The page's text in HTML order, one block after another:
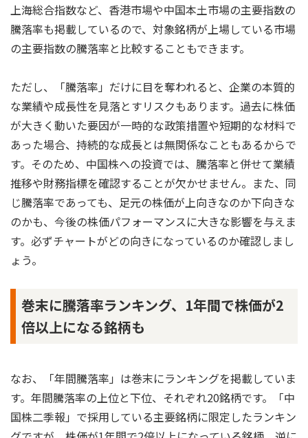
上海総合指数など、香港市場や中国本土市場の主要指数の
騰落率も掲載しているので、対象銘柄が上場している市場
の主要指数の騰落率と比較することもできます。
ただし、「騰落率」だけに目を奪われると、企業の本質的
な業績や成長性を見落とすリスクもあります。過去に株価
が大きく動いた要因が一時的な政策措置や短期的な材料で
あった場合、持続的な成長とは無関係なこともあるからで
す。そのため、中国株への投資では、騰落率と併せて業績
推移や財務指標を確認することが欠かせません。また、同
じ騰落率であっても、足元の株価が上向きなのか下向きな
のかも、今後の株価パフォーマンスに大きな影響を与えま
す。必ずチャートがどの向きになっているのか確認しまし
ょう。
巻末に騰落率ランキング、1年間で株価が2
倍以上になる銘柄も
なお、「年間騰落率」は巻末にランキングを掲載していま
す。年間騰落率の上位と下位、それぞれ20銘柄です。「中
国株二季報」で採用している主要銘柄に限定したランキン